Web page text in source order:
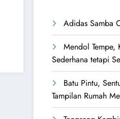
Adidas Samba
Mendol Tempe,
Sederhana tetapi
Batu Pintu,
Tampilan Rumah